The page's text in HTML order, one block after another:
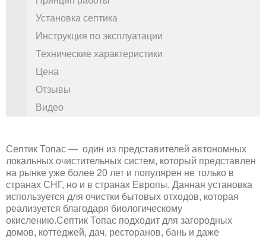
Установка септика
Инструкция по эксплуатации
Технические характеристики
Цена
Отзывы
Видео
Септик Топас — один из представителей автономных
локальных очистительных систем, который представлен
на рынке уже более 20 лет и популярен не только в
странах СНГ, но и в странах Европы. Данная установка
используется для очистки бытовых отходов, которая
реализуется благодаря биологическому
окислению.Септик Топас подходит для загородных
домов, коттеджей, дач, ресторанов, бань и даже